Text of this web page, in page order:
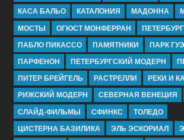
КАСА БАЛЬО
КАТАЛОНИЯ МАДОННА
МОСТЫ
ОГЮСТ МОНФЕРРАН
ПЕТЕРБУРГ
ПАБЛО ПИКАССО
ПАМЯТНИКИ
ПАРК
ПАРФЕНОН
ПЕТЕРБУРГСКИЙ МОДЕРН
ПИТЕР БРЕЙГЕЛЬ
РАСТРЕЛЛИ РЕКИ И
РИЖСКИЙ МОДЕРН
СЕВЕРНАЯ ВЕНЕЦИЯ
СЛАЙД-ФИЛЬМЫ
СФИНКС
ТОЛЕДО
ЦИСТЕРНА БАЗИЛИКА
ЭЛЬ ЭСКОРИАЛ